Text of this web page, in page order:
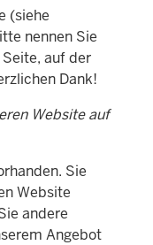
(siehe
nennen Sie
auf der
Dank!
Website auf
Sie
Website
andere
Angebot